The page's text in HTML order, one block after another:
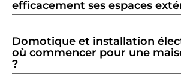
efficacement ses espaces
Domotique et installation
où commencer pour une
?